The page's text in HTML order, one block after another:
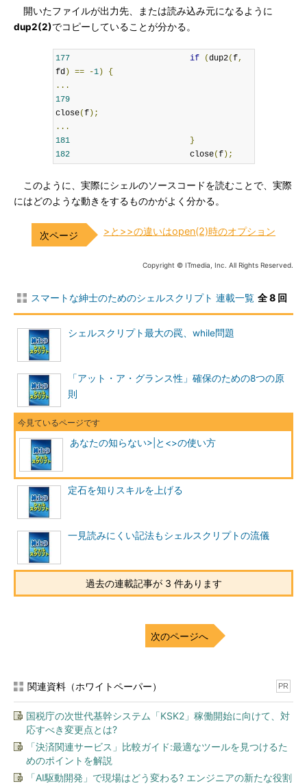
開いたファイルが出力先、または読み込み元になるように
dup2(2)でコピーしていることが分かる。
177 if (dup2(f,
fd) == -1)
{
...
179
close(f);
...
181
}
182
                         close
(f);
このように、実際にシェルのソースコードを読むことで、実際
にはどのような動きをするものかがよく分かる。
>と>>の違いはopen(2)時のオプション
Copyright © ITmedia, Inc. All Rights Reserved.
スマートな紳士のためのシェルスクリプト 連載一覧 全 8 回
シェルスクリプト最大の罠、while問題
「アット・ア・グランス性」確保のための8つの原
則
あなたの知らない>|と<>の使い方
定石を知りスキルを上げる
一見読みにくい記法もシェルスクリプトの流儀
過去の連載記事が 3 件あります
次のページへ
関連資料（ホワイトペーパー） PR
国税庁の次世代基幹システム「KSK2」稼働開始に向けて、対
応すべき変更点とは?
「決済関連サービス」比較ガイド:最適なツールを見つけるた
めのポイントを解説
「AI駆動開発」で現場はどう変わる? エンジニアの新たな役割